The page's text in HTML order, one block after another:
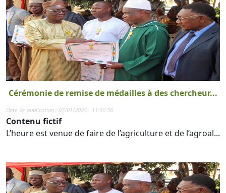
Cérémonie de remise de médailles à des chercheur...
Date de publication : 07/01/2025 - 11:50:56
Contenu fictif
L’heure est venue de faire de l’agriculture et de l’agroal...